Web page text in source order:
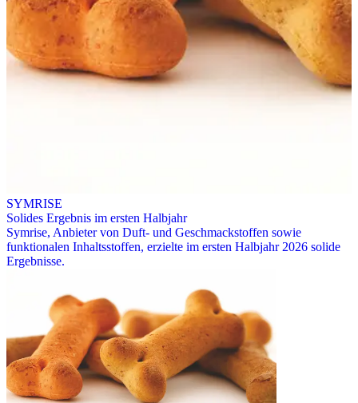
SYMRISE
Solides Ergebnis im ersten Halbjahr
Symrise, Anbieter von Duft- und Geschmackstoffen sowie
funktionalen Inhaltsstoffen, erzielte im ersten Halbjahr 2026 solide
Ergebnisse.